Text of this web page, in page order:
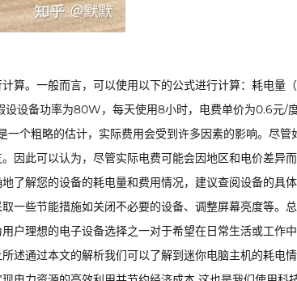
算。一般而言，可以使用以下的公式进行计算：耗电量
设备功率为80W，每天使用8小时，电费单价为0.6元/
个粗略的估计，实际费用会受到许多因素的影响。尽管
因此可以认为，尽管实际电费可能会因地区和电价差异
了解您的设备的耗电量和费用情况，建议查阅设备的具
一些节能措施如关闭不必要的设备、调整屏幕亮度等。
户理想的电子设备选择之一对于希望在日常生活或工作
述通过本文的解析我们可以了解到迷你电脑主机的耗电